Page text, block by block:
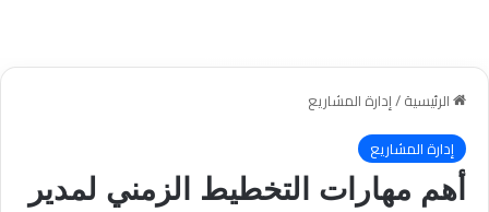
الرئيسية/إدارة المشاريع
إدارة المشاريع
أهم مهارات التخطيط الزمني لمدير